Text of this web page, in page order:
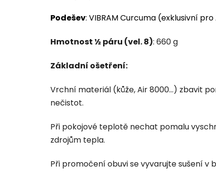
Podešev: VIBRAMCurcuma (exklusivní pro
Hmotnost ½ páru (vel. 8): 660 g
Základní ošetření:
Vrchní materiál (kůže, Air 8000...) zbavit
nečistot.
Při pokojové teplotě nechat pomalu
zdrojům tepla.
Při promočení obuvi se vyvarujte sušení v